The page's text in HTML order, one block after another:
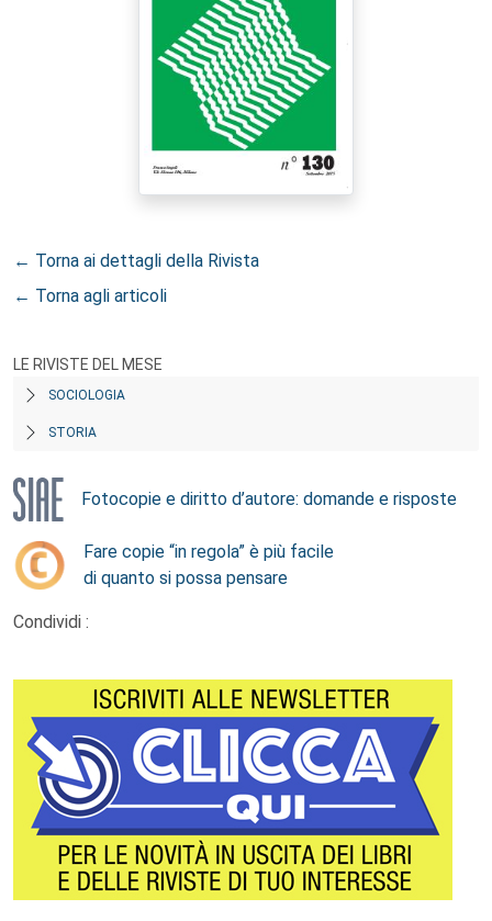
← Torna ai dettagli della Rivista
← Torna agli articoli
LE RIVISTE DEL MESE
SOCIOLOGIA
STORIA
Fotocopie e diritto d’autore: domande e risposte
Fare copie “in regola” è più facile
di quanto si possa pensare
Condividi :